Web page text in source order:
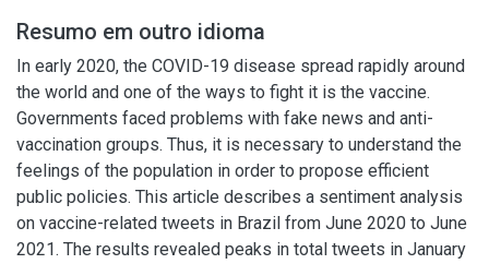
Resumo em outro idioma
In early 2020, the COVID-19 disease spread rapidly around
the world and one of the ways to fight it is the vaccine.
Governments faced problems with fake news and anti-
vaccination groups. Thus, it is necessary to understand the
feelings of the population in order to propose efficient
public policies. This article describes a sentiment analysis
on vaccine-related tweets in Brazil from June 2020 to June
2021. The results revealed peaks in total tweets in January